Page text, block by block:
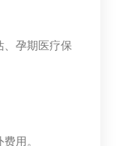
孕期医疗保
用。